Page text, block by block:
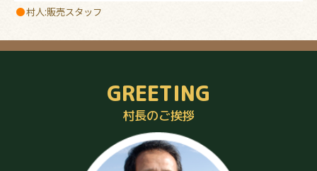
村人:販売スタッフ
GREETING
村長のご挨拶